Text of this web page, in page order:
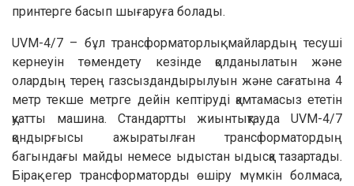
принтерге басып шығаруға болады.
UVM-4/7 – бұл трансформаторлық майлардың тесуші
кернеуін төмендету кезінде қолданылатын және
олардың терең газсыздандырылуын және сағатына 4
метр текше метрге дейін кептіруді қамтамасыз ететін
қуатты машина. Стандартты жиынтықтауда UVM-4/7
қондырғысы ажыратылған трансформатордың
багындағы майды немесе ыдыстан ыдысқа тазартады.
Бірақ егер трансформаторды өшіру мүмкін болмаса,